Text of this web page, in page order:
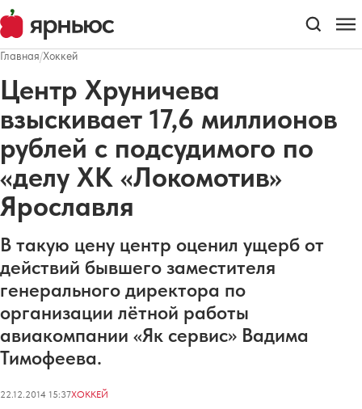
Главная/Хоккей
Центр Хруничева
взыскивает 17,6 миллионов
рублей с подсудимого по
«делу ХК «Локомотив»
Ярославля
В такую цену центр оценил ущерб от
действий бывшего заместителя
генерального директора по
организации лётной работы
авиакомпании «Як сервис» Вадима
Тимофеева.
22.12.2014 15:37ХОККЕЙ